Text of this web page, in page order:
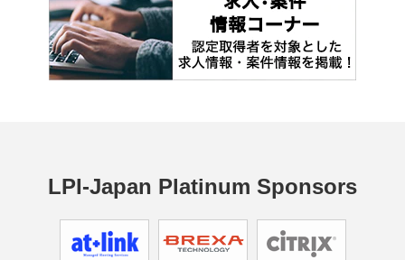
LPI-Japan Platinum Sponsors